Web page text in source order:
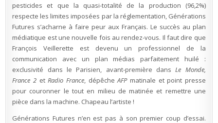
pesticides et que la quasi-totalité de la production (96,2%)
respecte les limites imposées par la réglementation, Générations
Futures s’acharne à faire peur aux Français. Le succès au plan
médiatique est une nouvelle fois au rendez-vous. Il faut dire que
François Veillerette est devenu un professionnel de la
communication avec un plan médias parfaitement huilé :
exclusivité dans le Parisien, avant-première dansLe Monde,
France 2etRadio France, dépêcheAFPmatinale et point presse
pour couronner le tout en milieu de matinée et remettre une
pièce dans la machine. Chapeau l’artiste !
Générations Futures n’en est pas à son premier coup d’essai.